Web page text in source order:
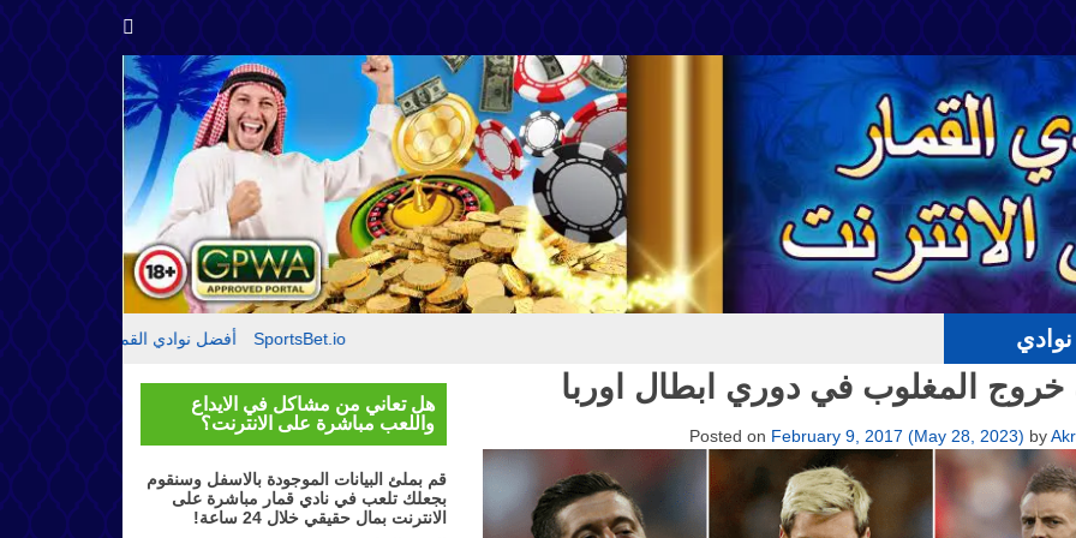
أفضل نوادي القمار مقدمة حول SportsBet.io
هل تعاني من مشاكل في الايداع
واللعب مباشرة على الانترنت؟
قم بملئ البيانات الموجودة بالاسفل وسنقوم
بجعلك تلعب في نادي قمار مباشرة على
الانترنت بمال حقيقي خلال 24 ساعة!
خروج المغلوب في دوري ابطال اوربا
Posted on February 9, 2017 (May 28, 2023) by